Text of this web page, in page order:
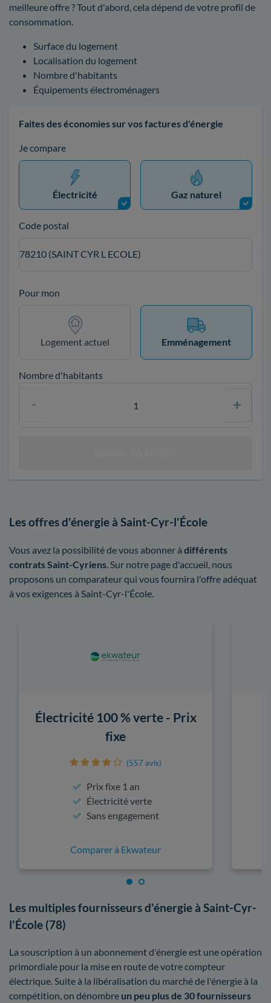
meilleure offre ? Tout d'abord, cela dépend de votre profil de
consommation.
Surface du logement
Localisation du logement
Nombre d'habitants
Équipements électroménagers
Faites des économies sur vos factures d'énergie
Je compare
Électricité Gaz naturel
Code postal
78210 (SAINT CYR L ECOLE)
Pour mon
Logement actuel Emménagement
Nombre d'habitants
Les offres d'énergie à Saint-Cyr-l'École
Vous avez la possibilité de vous abonner à différents
contrats Saint-Cyriens . Sur notre page d'accueil, nous
proposons un comparateur qui vous fournira l'offre adéquat
à vos exigences à Saint-Cyr-l'École.
Électricité 100 % verte - Prix
fixe
(557 avis)
Prix fixe 1 an
Électricité verte
Sans engagement
Comparer à Ekwateur
Les multiples fournisseurs d'énergie à Saint-Cyr-
l'École (78)
La souscription à un abonnement d'énergie est une opération
primordiale pour la mise en route de votre compteur
électrique. Suite à la libéralisation du marché de l'énergie à la
compétition, on dénombre un peu plus de 30 fournisseurs